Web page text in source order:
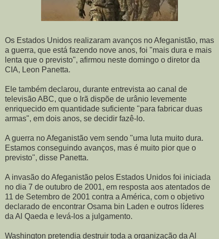
Os Estados Unidos realizaram avanços no Afeganistão, mas
a guerra, que está fazendo nove anos, foi "mais dura e mais
lenta que o previsto", afirmou neste domingo o diretor da
CIA, Leon Panetta.
Ele também declarou, durante entrevista ao canal de
televisão ABC, que o Irã dispõe de urânio levemente
enriquecido em quantidade suficiente "para fabricar duas
armas", em dois anos, se decidir fazê-lo.
A guerra no Afeganistão vem sendo "uma luta muito dura.
Estamos conseguindo avanços, mas é muito pior que o
previsto", disse Panetta.
A invasão do Afeganistão pelos Estados Unidos foi iniciada
no dia 7 de outubro de 2001, em resposta aos atentados de
11 de Setembro de 2001 contra a América, com o objetivo
declarado de encontrar Osama bin Laden e outros líderes
da Al Qaeda e levá-los a julgamento.
Washington pretendia destruir toda a organização da Al